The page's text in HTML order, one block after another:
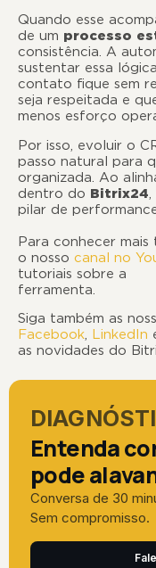
Quando esse
de um processo
consistência. A
sustentar essa
contato fique sem
seja respeitada e
menos esforço
Por isso, evoluir o
passo natural para
organizada. Ao
dentro do Bitrix24
pilar de
Para conhecer
o nosso canal no
tutoriais sobre a
Siga também as
Facebook, LinkedIn
as novidades do
Entenda
pode
Conversa de 30
Sem compromisso.